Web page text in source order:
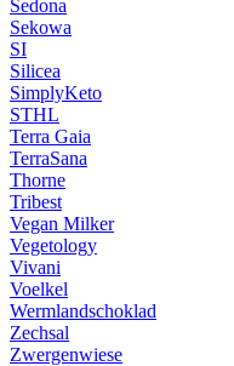
Sedona
Sekowa
SI
Silicea
SimplyKeto
STHL
Terra Gaia
TerraSana
Thorne
Tribest
Vegan Milker
Vegetology
Vivani
Voelkel
Wermlandschoklad
Zechsal
Zwergenwiese